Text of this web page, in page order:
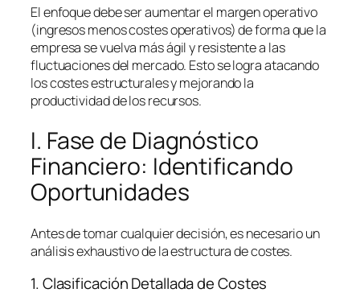
El enfoque debe ser aumentar el margen operativo
(ingresos menos costes operativos) de forma que la
empresa se vuelva más ágil y resistente a las
fluctuaciones del mercado. Esto se logra atacando
los costes estructurales y mejorando la
productividad de los recursos.
I. Fase de Diagnóstico
Financiero: Identificando
Oportunidades
Antes de tomar cualquier decisión, es necesario un
análisis exhaustivo de la estructura de costes.
1. Clasificación Detallada de Costes